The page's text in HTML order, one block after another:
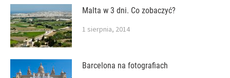
Malta w 3 dni. Co zobaczyć?
1 sierpnia, 2014
Barcelona na fotografiach